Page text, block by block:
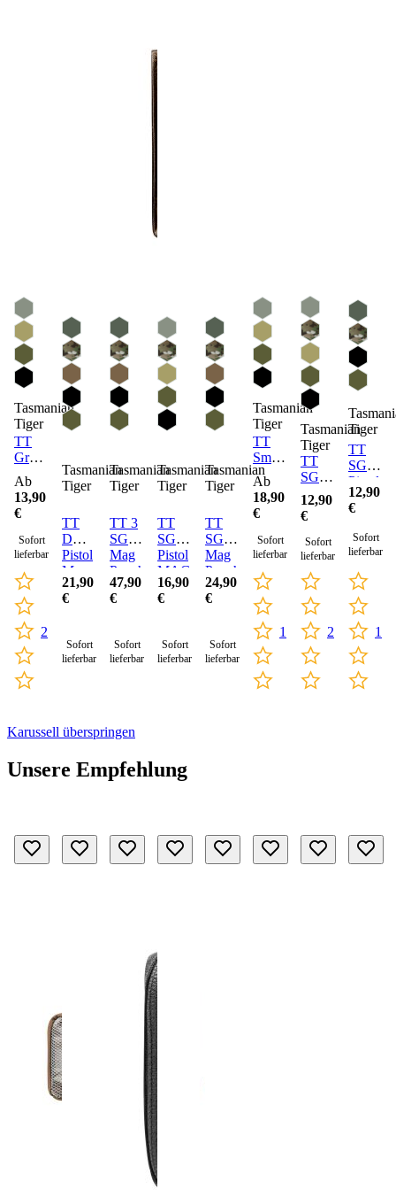
Tasmanian
Tiger
TT
Grenade
Pouch
Ab
13,90
€
Sofort
lieferbar
2
Tasmanian
Tiger
TT
DBL
Pistol
Mag
Pouch
MK
21,90
€
Sofort
lieferbar
Tasmanian
Tiger
TT 3
SGL
Mag
Pouch
BEL
MKIII
47,90
€
Sofort
lieferbar
Tasmanian
Tiger
TT
SGL
Pistol
MAG
Pouch
MCL
16,90
€
Sofort
lieferbar
Tasmanian
Tiger
TT
SGL
Mag
Pouch
BEL
HK417
24,90
€
Sofort
lieferbar
Tasmanian
Tiger
TT
Smoke
Pouch
Ab
18,90
€
Sofort
lieferbar
1
Tasmanian
Tiger
TT
SGL
MAG
Pouch
MP7
40
MKII
12,90
€
Sofort
lieferbar
2
Tiger
TT
SGL
Pistol
Mag
Pouch
12,90
€
Sofort
lieferbar
1
Karussell überspringen
Unsere Empfehlung